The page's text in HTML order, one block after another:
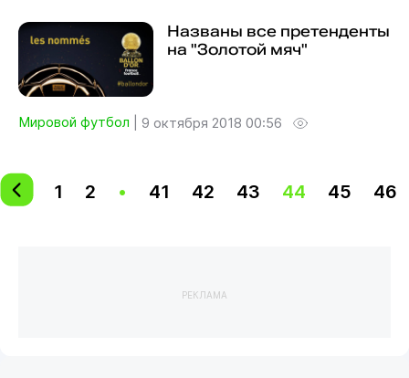
Названы все претенденты
на "Золотой мяч"
Мировой футбол 9 октября 2018 00:56
1 2 • 41 42 43 44 45 46
РЕКЛАМА